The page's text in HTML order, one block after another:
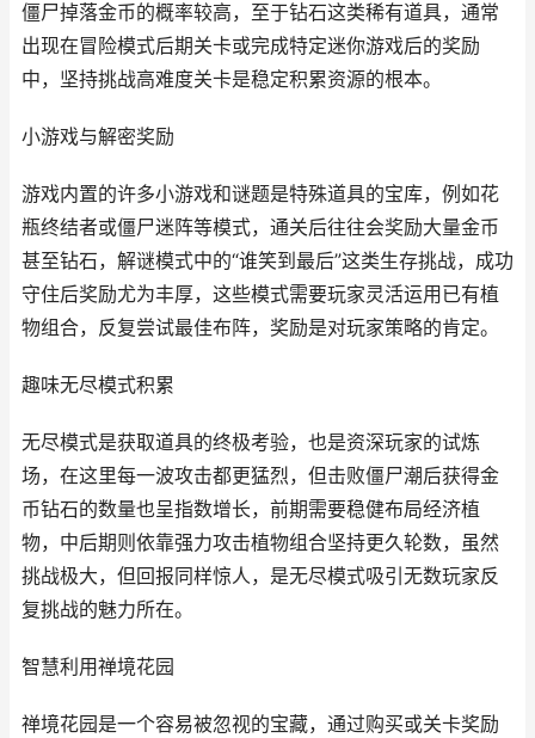
僵尸掉落金币的概率较高，至于钻石这类稀有道具，通常
出现在冒险模式后期关卡或完成特定迷你游戏后的奖励
中，坚持挑战高难度关卡是稳定积累资源的根本。
小游戏与解密奖励
游戏内置的许多小游戏和谜题是特殊道具的宝库，例如花
瓶终结者或僵尸迷阵等模式，通关后往往会奖励大量金币
甚至钻石，解谜模式中的“谁笑到最后”这类生存挑战，成功
守住后奖励尤为丰厚，这些模式需要玩家灵活运用已有植
物组合，反复尝试最佳布阵，奖励是对玩家策略的肯定。
趣味无尽模式积累
无尽模式是获取道具的终极考验，也是资深玩家的试炼
场，在这里每一波攻击都更猛烈，但击败僵尸潮后获得金
币钻石的数量也呈指数增长，前期需要稳健布局经济植
物，中后期则依靠强力攻击植物组合坚持更久轮数，虽然
挑战极大，但回报同样惊人，是无尽模式吸引无数玩家反
复挑战的魅力所在。
智慧利用禅境花园
禅境花园是一个容易被忽视的宝藏，通过购买或关卡奖励